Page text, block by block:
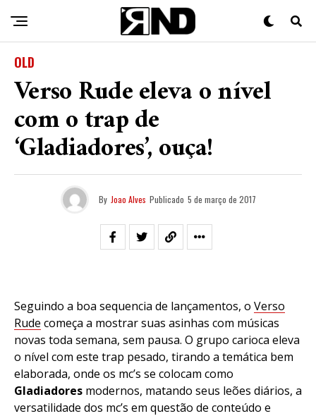
OLD
Verso Rude eleva o nível
com o trap de
‘Gladiadores’, ouça!
By Joao Alves Publicado 5 de março de 2017
Seguindo a boa sequencia de lançamentos, o Verso
Rude começa a mostrar suas asinhas com músicas
novas toda semana, sem pausa. O grupo carioca eleva
o nível com este trap pesado, tirando a temática bem
elaborada, onde os mc’s se colocam como
Gladiadores modernos, matando seus leões diários, a
versatilidade dos mc’s em questão de conteúdo e